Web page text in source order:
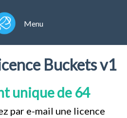
Menu
Buckets v1
unique de 64
par e-mail une licence